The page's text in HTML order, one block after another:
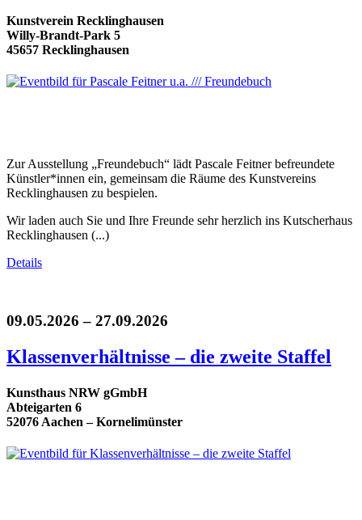
Kunstverein Recklinghausen
Willy-Brandt-Park 5
45657 Recklinghausen
Zur Ausstellung „Freundebuch“ lädt Pascale Feitner befreundete
Künstler*innen ein, gemeinsam die Räume des Kunstvereins
Recklinghausen zu bespielen.
Wir laden auch Sie und Ihre Freunde sehr herzlich ins Kutscherhaus
Recklinghausen (...)
Details
09.05.2026 – 27.09.2026
Klassenverhältnisse – die zweite Staffel
Kunsthaus NRW gGmbH
Abteigarten 6
52076 Aachen – Kornelimünster